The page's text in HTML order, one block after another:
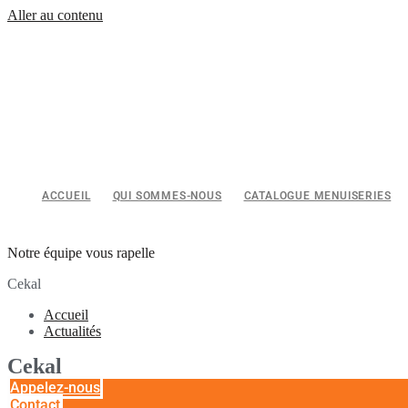
Aller au contenu
ACCUEIL QUI SOMMES-NOUS CATALOGUE MENUISERIES
Notre équipe vous rapelle
Cekal
Accueil
Actualités
Cekal
Appelez-nous